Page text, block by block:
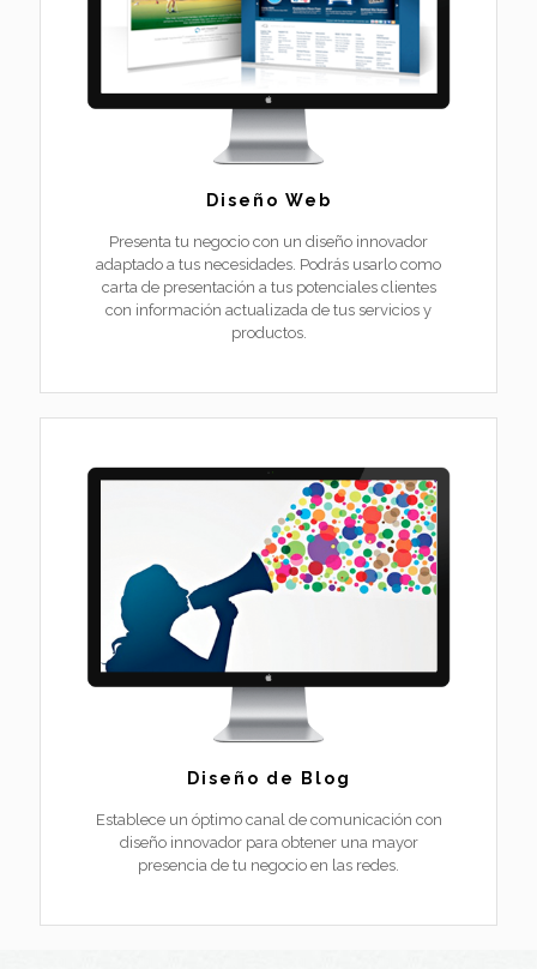
Diseño Web
Presenta tu negocio con un diseño innovador
adaptado a tus necesidades. Podrás usarlo como
carta de presentación a tus potenciales clientes
con información actualizada de tus servicios y
productos.
Diseño de Blog
Establece un óptimo canal de comunicación con
diseño innovador para obtener una mayor
presencia de tu negocio en las redes.